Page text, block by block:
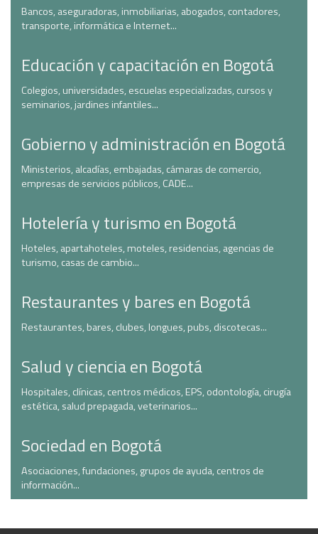
Bancos, aseguradoras, inmobiliarias, abogados, contadores,
transporte, informática e Internet...
Educación y capacitación en Bogotá
Colegios, universidades, escuelas especializadas, cursos y
seminarios, jardines infantiles...
Gobierno y administración en Bogotá
Ministerios, alcadías, embajadas, cámaras de comercio,
empresas de servicios públicos, CADE...
Hotelería y turismo en Bogotá
Hoteles, apartahoteles, moteles, residencias, agencias de
turismo, casas de cambio...
Restaurantes y bares en Bogotá
Restaurantes, bares, clubes, longues, pubs, discotecas...
Salud y ciencia en Bogotá
Hospitales, clínicas, centros médicos, EPS, odontología, cirugía
estética, salud prepagada, veterinarios...
Sociedad en Bogotá
Asociaciones, fundaciones, grupos de ayuda, centros de
información...